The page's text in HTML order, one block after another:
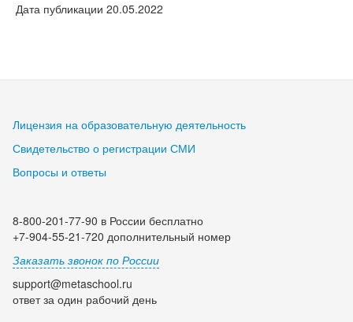
Дата публикации 20.05.2022
Лицензия на образовательную деятельность
Свидетельство о регистрации СМИ
Вопросы и ответы
8-800-201-77-90 в России бесплатно
+7-904-55-21-720 дополнительный номер
Заказать звонок по России
support@metaschool.ru
ответ за один рабочий день